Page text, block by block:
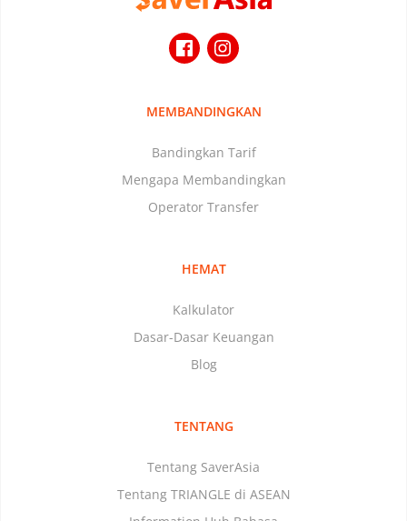
MEMBANDINGKAN
Bandingkan Tarif
Mengapa Membandingkan
Operator Transfer
HEMAT
Kalkulator
Dasar-Dasar Keuangan
Blog
TENTANG
Tentang SaverAsia
Tentang TRIANGLE di ASEAN